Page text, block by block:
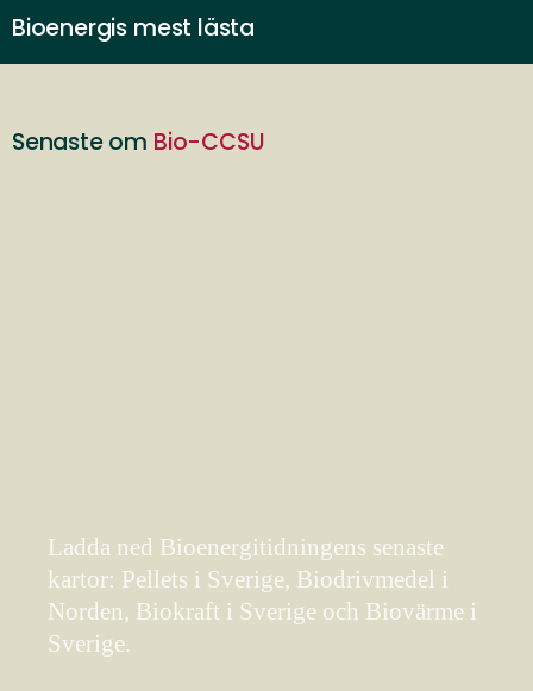
Bioenergis mest lästa
Senaste om Bio-CCSU
Ladda ned Bioenergitidningens senaste
kartor: Pellets i Sverige, Biodrivmedel i
Norden, Biokraft i Sverige och Biovärme i
Sverige.